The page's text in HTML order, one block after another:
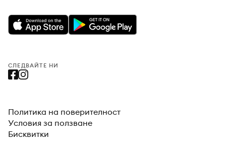
СЛЕДВАЙТЕ НИ
Политика на поверителност
Условия за ползване
Бисквитки